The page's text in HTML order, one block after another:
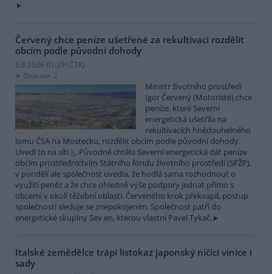
Červený chce peníze ušetřené za rekultivaci rozdělit
obcím podle původní dohody
5.8.2026 01:29 (ČTK)
Diskuse: 2
Ministr životního prostředí
Igor Červený (Motoristé) chce
peníze, které Severní
energetická ušetřila na
rekultivacích hnědouhelného
lomu ČSA na Mostecku, rozdělit obcím podle původní dohody.
Uvedl to na síti X. Původně chtěla Severní energetická dát peníze
obcím prostřednictvím Státního fondu životního prostředí (SFŽP),
v pondělí ale společnost uvedla, že hodlá sama rozhodnout o
využití peněz a že chce ohledně výše podpory jednat přímo s
obcemi v okolí těžební oblasti. Červeného krok překvapil, postup
společnosti sleduje se znepokojením. Společnost patří do
energetické skupiny Sev.en, kterou vlastní Pavel Tykač.
Italské zemědělce trápí listokaz japonský ničící vinice i
sady